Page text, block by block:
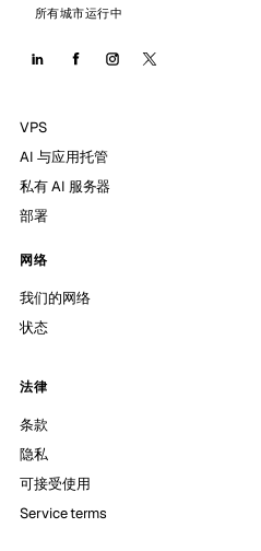
所有城市运行中
VPS
AI 与应用托管
私有 AI 服务器
部署
网络
我们的网络
状态
法律
条款
隐私
可接受使用
Service terms